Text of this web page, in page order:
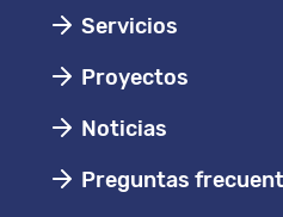
Servicios
Proyectos
Noticias
Preguntas